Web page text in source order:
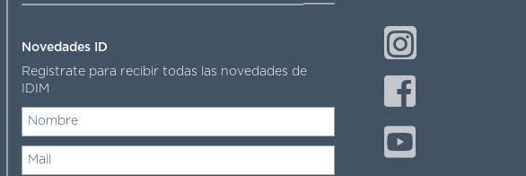
Novedades ID
Registrate para recibir todas las novedades de
IDIM